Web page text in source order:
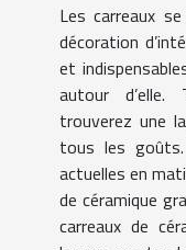
Les carreaux
décoration
et
autour
trouverez une
tous les
actuelles en
de céramique
carreaux de